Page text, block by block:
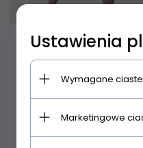
Rajstopy Gabriella 713
Matt Effect 15 den 5-XL
22,99PLN
Ustawienia
Wymagane
Marketingowe